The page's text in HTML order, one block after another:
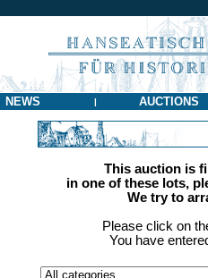
NEWS | AUCTIONS
This auction is
in one of these lots,
We try to
Please click on
You have